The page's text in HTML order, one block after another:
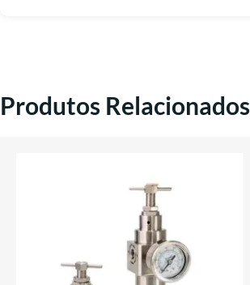
Produtos Relacionados